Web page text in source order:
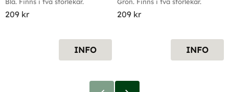
209 kr
INFO
209 kr
INFO